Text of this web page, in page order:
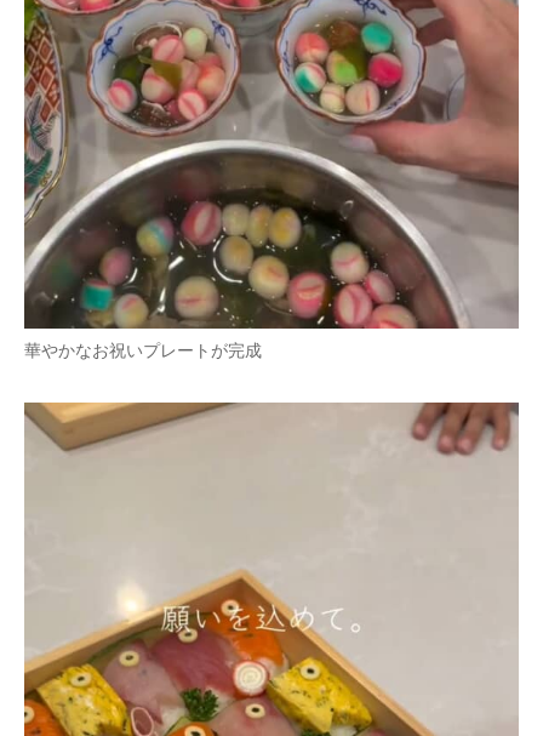
華やかなお祝いプレートが完成